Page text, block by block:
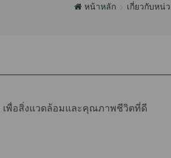
หน้าหลัก เกี่ยวกับหน่
พื่อสิ่งแวดล้อมและคุณภาพชีวิตที่ดี